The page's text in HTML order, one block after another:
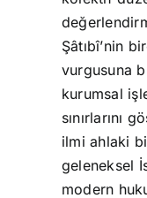
Şâtıbî’nin
vurgusuna
kurumsal
sınırlarını
ilmi ahlaki
geleneksel
modern